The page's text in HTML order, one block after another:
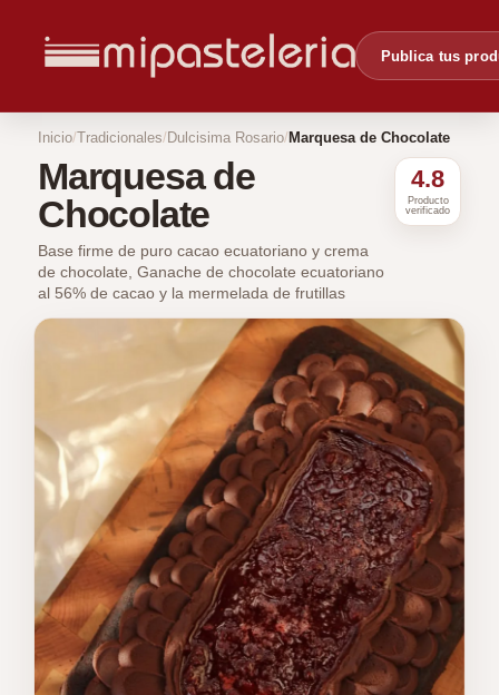
Publica tus
Inicio Tradicionales Dulcisima Rosario Marquesa de Chocolate
Marquesa de
Chocolate
Base firme de puro cacao ecuatoriano y crema
de chocolate, Ganache de chocolate ecuatoriano
al 56% de cacao y la mermelada de frutillas
4.8
Producto
verificado